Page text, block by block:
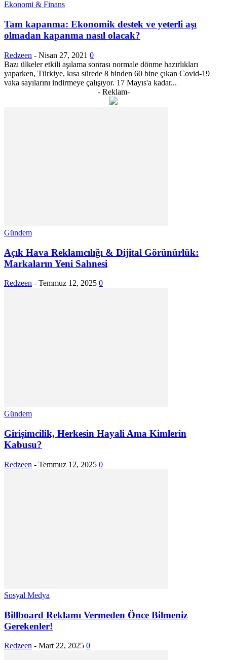
Ekonomi & Finans
Tam kapanma: Ekonomik destek ve yeterli aşı
olmadan kapanma nasıl olacak?
Redzeen - Nisan 27, 2021 0
Bazı ülkeler etkili aşılama sonrası normale dönme hazırlıkları
yaparken, Türkiye, kısa sürede 8 binden 60 bine çıkan Covid-19
vaka sayılarını indirmeye çalışıyor. 17 Mayıs'a kadar...
- Reklam-
Gündem
Açık Hava Reklamcılığı & Dijital Görünürlük:
Markaların Yeni Sahnesi
Redzeen - Temmuz 12, 2025 0
Gündem
Girişimcilik, Herkesin Hayali Ama Kimlerin
Kabusu?
Redzeen - Temmuz 12, 2025 0
Sosyal Medya
Billboard Reklamı Vermeden Önce Bilmeniz
Gerekenler!
Redzeen - Mart 22, 2025 0